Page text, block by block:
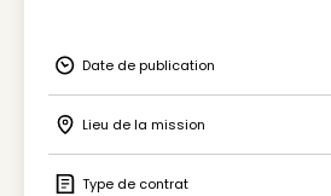
Icon Date de publication
Date de publication
Icon Lieu de la mission
Lieu de la mission
Type de contrat